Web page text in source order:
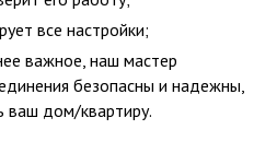
все настройки;
важное, наш мастер
безопасны и надежны,
ваш дом/квартиру.